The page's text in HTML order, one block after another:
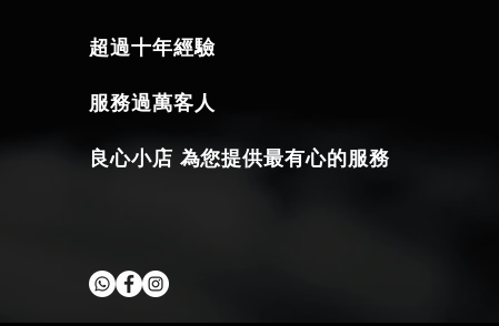
超過十年經驗
服務過萬客人
​良心小店 為您提供最有心的服務